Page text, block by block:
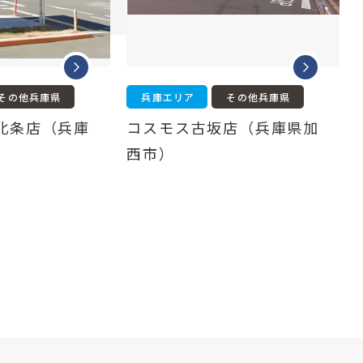
の他兵庫県
条店（兵庫
兵庫エリア その他兵庫県
コスモス古坂店（兵庫県加
西市）